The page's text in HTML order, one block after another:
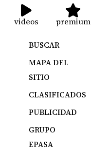
videos premium
BUSCAR
MAPA DEL
SITIO
CLASIFICADOS
PUBLICIDAD
GRUPO
EPASA